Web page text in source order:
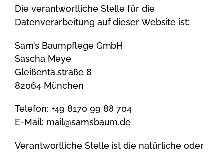
Die verantwortliche Stelle für die
Datenverarbeitung auf dieser Website ist:
Sam’s Baumpflege GmbH
Sascha Meye
Gleißentalstraße 8
82064 München
Telefon: +49 8170 99 88 704
E-Mail: mail@samsbaum.de
Verantwortliche Stelle ist die natürliche oder